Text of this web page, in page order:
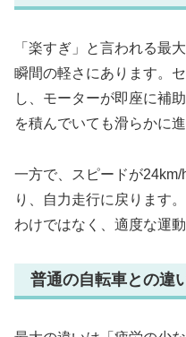
「楽すぎ」と言われる最
瞬間の軽さにあります。
し、モーターが即座に補
を積んでいても滑らかに進
一方で、スピードが
り、自力走行に戻ります
わけではなく、適度な運
普通の自転車との違